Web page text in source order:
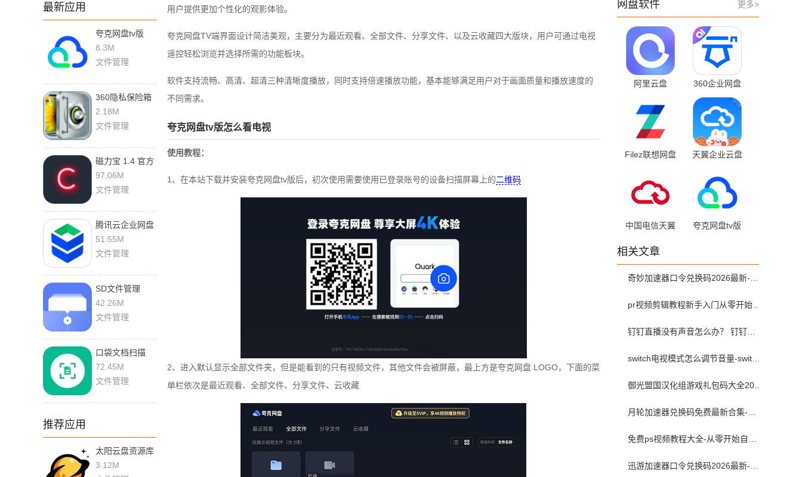
最新应用
夸克网盘tv版
v2.8.1624 官方
版
8.3M
文件管理
360隐私保险箱
1.1.0.1013 手机
版
2.18M
文件管理
磁力宝 1.4 官方
版
97.06M
文件管理
腾讯云企业网盘
2.6.9 手机版
51.55M
文件管理
SD文件管理
6.4.648 安卓版
42.26M
文件管理
口袋文档扫描
V1.0.5 手机版
72.45M
文件管理
推荐应用
太阳云盘资源库
2.0.0 手机版
3.12M
用户提供更加个性化的观影体验。
夸克网盘TV端界面设计简洁美观，主要分为最近观看、全部文件、分享文件、以及云收藏四大版块，用户可通过电视
遥控轻松浏览并选择所需的功能板块。
软件支持流畅、高清、超清三种清晰度播放，同时支持倍速播放功能，基本能够满足用户对于画面质量和播放速度的
不同需求。
夸克网盘tv版怎么看电视
使用教程：
1、在本站下载并安装夸克网盘tv版后，初次使用需要使用已登录账号的设备扫描屏幕上的二维码
2、进入默认显示全部文件夹，但是能看到的只有视频文件，其他文件会被屏蔽，最上方是夸克网盘 LOGO，下面的菜
单栏依次是最近观看、全部文件、分享文件、云收藏
更多>
网盘软件
阿里云盘
360企业网盘
4.6.3 手机版
Filez联想网盘
版
天翼企业云盘
中国电信天翼
新版
夸克网盘tv版
相关文章